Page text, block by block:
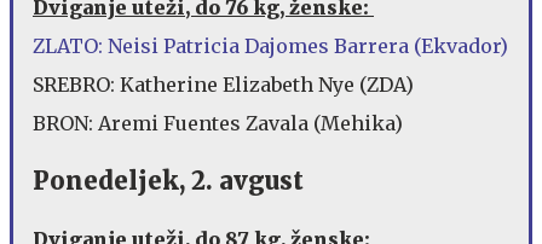
Dviganje uteži, do 76 kg, ženske:
ZLATO: Neisi Patricia Dajomes Barrera (Ekvador)
SREBRO: Katherine Elizabeth Nye (ZDA)
BRON: Aremi Fuentes Zavala (Mehika)
Ponedeljek, 2. avgust
Dviganje uteži, do 87 kg, ženske: